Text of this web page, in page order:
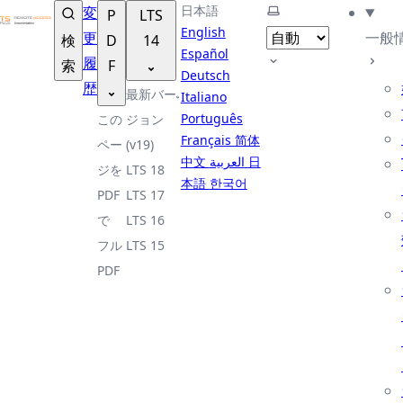
TSplus ドキュメンテーション ®
検
索
変
更
履
歴
P
D
F
この
ペー
ジを
PDF
で
フル
PDF
LTS
14
最新バー
ジョン
(v19)
LTS 18
LTS 17
LTS 16
LTS 15
日本語
English
Español
Deutsch
Italiano
Português
Français 简体
中文
日
本語 한국어
テーマを選択
一般